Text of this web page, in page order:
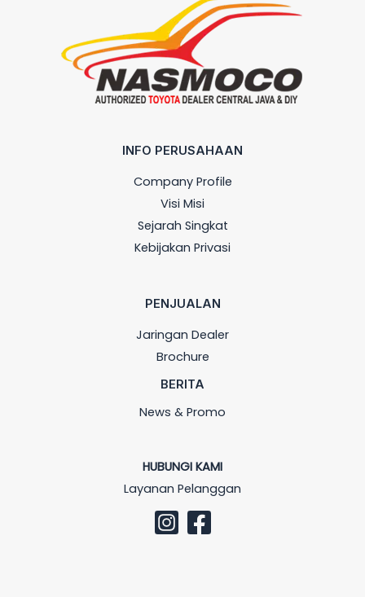
INFO PERUSAHAAN
Company Profile
Visi Misi
Sejarah Singkat
Kebijakan Privasi
PENJUALAN
Jaringan Dealer
Brochure
BERITA
News & Promo
HUBUNGI KAMI
Layanan Pelanggan